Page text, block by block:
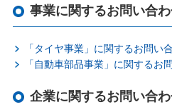
事業に関するお問い合
「タイヤ事業」に関するお問い
「自動車部品事業」に関するお
企業に関するお問い合